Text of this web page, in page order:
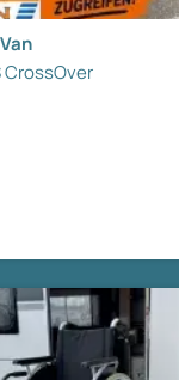
CrossOver